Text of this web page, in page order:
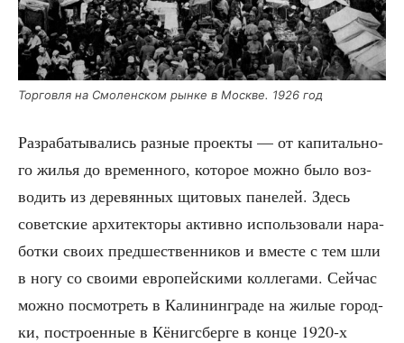
Тор­гов­ля на Смо­лен­ском рын­ке в Москве. 1926 год
Раз­ра­ба­ты­ва­лись раз­ные про­ек­ты — от капи­таль­но­
го жилья до вре­мен­но­го, кото­рое мож­но было воз­
во­дить из дере­вян­ных щито­вых пане­лей. Здесь
совет­ские архи­тек­то­ры актив­но исполь­зо­ва­ли нара­
бот­ки сво­их пред­ше­ствен­ни­ков и вме­сте с тем шли
в ногу со сво­и­ми евро­пей­ски­ми кол­ле­га­ми. Сей­час
мож­но посмот­реть в Кали­нин­гра­де на жилые город­
ки, постро­ен­ные в Кёнигсбер­ге в кон­це 1920‑х